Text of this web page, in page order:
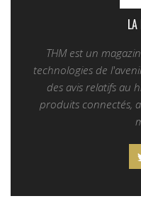
THM est un
technologies de
des avis relatifs au
produits connectés,